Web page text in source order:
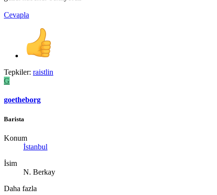
Cevapla
Tepkiler: raistlin
G
goetheborg
Barista
Konum
İstanbul
İsim
N. Berkay
Daha fazla